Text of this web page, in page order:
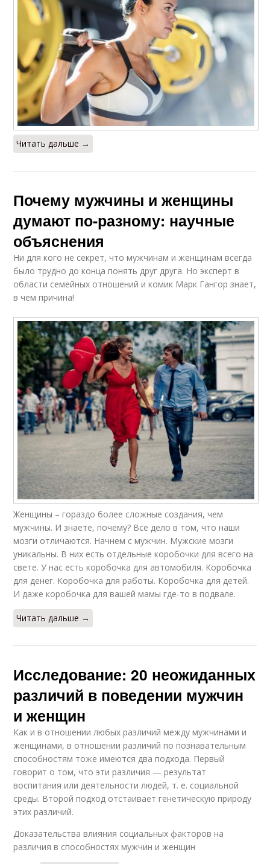
Читать дальше →
Почему мужчины и женщины
думают по-разному: научные
объяснения
Ни для кого не секрет, что мужчинам и женщинам всегда
было трудно до конца понять друг друга. Но эксперт в
области семейных отношений и комик Марк Гангор знает,
в чем причина!
Женщины – гораздо более сложные создания, чем
мужчины. И знаете, почему? Все дело в том, что наши
мозги отличаются. Начнем с мужчин. Мужские мозги
уникальны. В них есть отдельные коробочки для всего на
свете. У нас есть коробочка для автомобиля. Коробочка
для денег. Коробочка для работы. Коробочка для детей.
И даже коробочка для вашей мамы где-то в подвале.
Читать дальше →
Исследование: 20 неожиданных
различий в поведении мужчин
и женщин
Как и в отношении любых различий между мужчинами и
женщинами, в отношении различий по познавательным
способностям тоже имеются два подхода. Первый
говорит о том, что эти различия — результат
воспитания или деятельности людей, т. е. социальной
среды. Второй подход отстаивает генетическую природу
этих различий.
Доказательства влияния социальных факторов на
различия в способностях мужчин и женщин